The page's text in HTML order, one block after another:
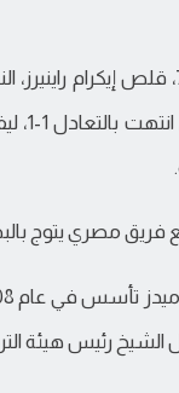
وفي الدقيقة 75، قلص
فريق مصري يتوج
رئيس هيئة الترفيه